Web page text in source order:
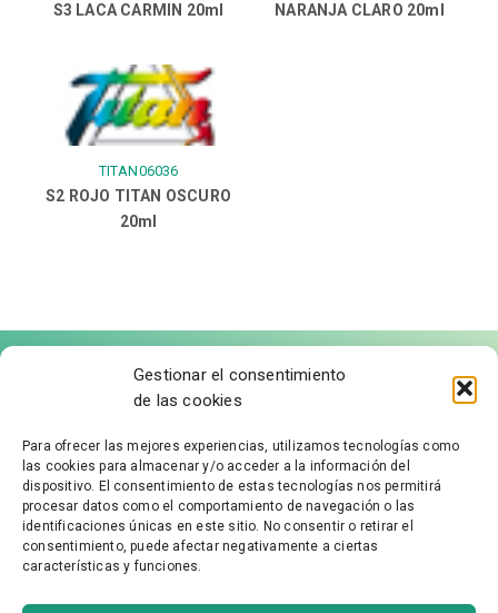
Gestionar el consentimiento
de las cookies
Para ofrecer las mejores experiencias, utilizamos tecnologías como
las cookies para almacenar y/o acceder a la información del
dispositivo. El consentimiento de estas tecnologías nos permitirá
procesar datos como el comportamiento de navegación o las
identificaciones únicas en este sitio. No consentir o retirar el
consentimiento, puede afectar negativamente a ciertas
características y funciones.
S3 LACA CARMIN 20ml
NARANJA CLARO 20ml
TITAN06036
S2 ROJO TITAN OSCURO
20ml
FÁBRICA DE MOLDURAS
Aviso Legal
Política de Privacidad
Accesibilidad